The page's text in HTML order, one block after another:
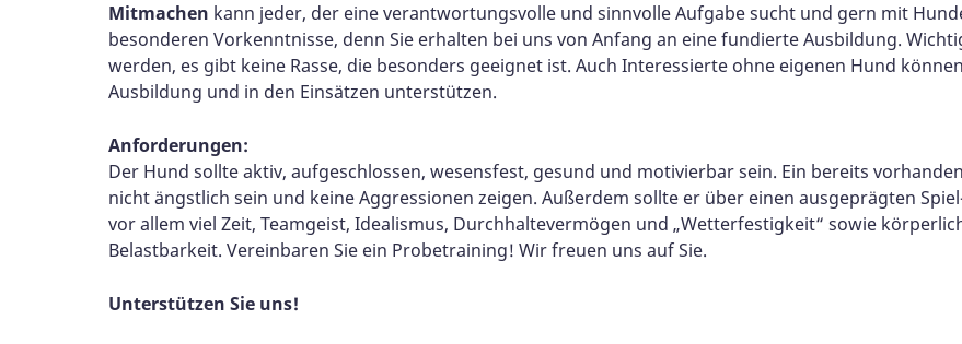
Mitmachen kann jeder, der eine verantwortungsvolle und sinnvolle Aufgabe sucht und gern mit
besonderen Vorkenntnisse, denn Sie erhalten bei uns von Anfang an eine fundierte Ausbildung.
werden, es gibt keine Rasse, die besonders geeignet ist. Auch Interessierte ohne eigenen Hund
Ausbildung und in den Einsätzen unterstützen.
Anforderungen:
Der Hund sollte aktiv, aufgeschlossen, wesensfest, gesund und motivierbar sein. Ein bereits
nicht ängstlich sein und keine Aggressionen zeigen. Außerdem sollte er über einen ausgeprägten
vor allem viel Zeit, Teamgeist, Idealismus, Durchhaltevermögen und „Wetterfestigkeit“ sowie
Belastbarkeit. Vereinbaren Sie ein Probetraining! Wir freuen uns auf Sie.
Unterstützen Sie uns!